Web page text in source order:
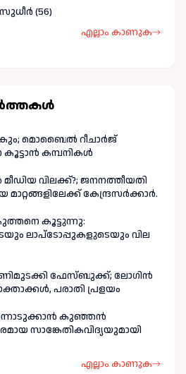
(56)
എല്ലാം കാണുക
മൊബൈൽ റീചാർജ്
കമ്പനികൾ
വിലക്ക്?; ജനനത്തീയതി
മാറ്റങ്ങളിലേക്ക് കേന്ദ്രസർക്കാർ.
കുത്തനെ കൂട്ടുന്നു:
ലാപ്ടോപ്പുകളുടെയും വില
ഫേസ്ബുക്ക്; ലോഗിന്‍
പരാതി പ്രളയം
കുഞ്ഞൻ
സാങ്കേതികവിദ്യയുമായി
എല്ലാം കാണുക